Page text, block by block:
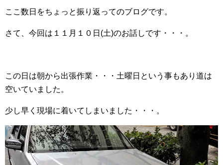
ここ数日をちょっと振り返ってのブログです。
さて、今回は１１月１０日(土)のお話しです・・・。
この日は朝から出張作業・・・土曜日という事もあり道は
空いていました。
少し早く現場に着いてしまいました・・・。